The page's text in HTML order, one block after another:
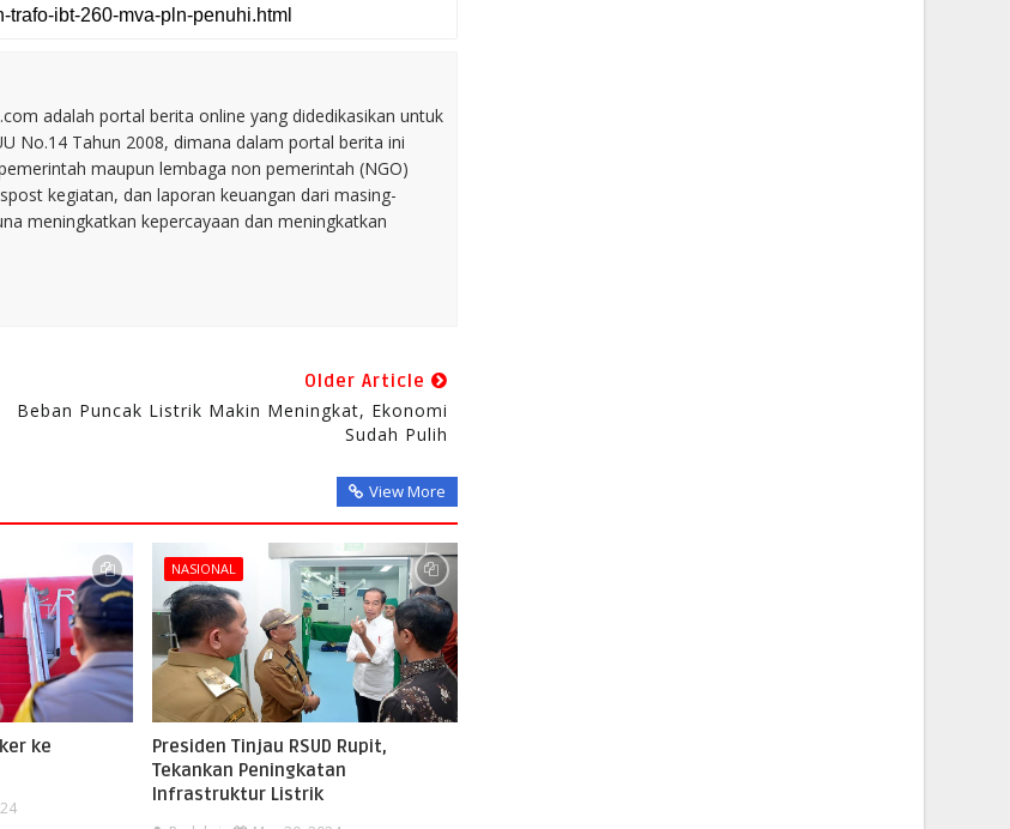
adalah portal berita online yang didedikasikan untuk
No.14 Tahun 2008, dimana dalam portal berita ini
maupun lembaga non pemerintah (NGO)
kegiatan, dan laporan keuangan dari masing-
meningkatkan kepercayaan dan meningkatkan
Older Article
Beban Puncak Listrik Makin Meningkat, Ekonomi
Sudah Pulih
View More
ke
NASIONAL
Presiden Tinjau RSUD Rupit,
Tekankan Peningkatan
Infrastruktur Listrik